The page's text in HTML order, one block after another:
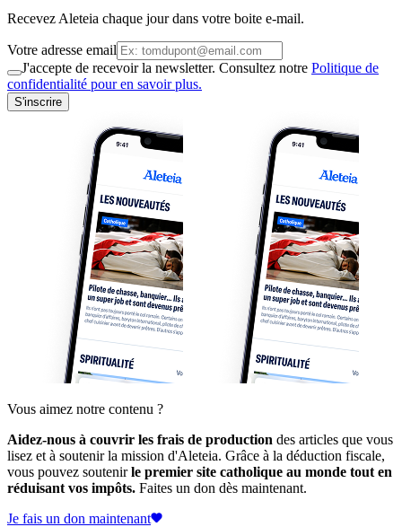
Recevez Aleteia chaque jour dans votre boite e-mail.
Votre adresse email
J'accepte de recevoir la newsletter. Consultez notre Politique de
confidentialité pour en savoir plus.
S'inscrire
Vous aimez notre contenu ?
Aidez-nous à couvrir les frais de production des articles que vous
lisez et à soutenir la mission d'Aleteia. Grâce à la déduction fiscale,
vous pouvez soutenirle premier site catholique au monde tout en
réduisant vos impôts. Faites un don dès maintenant.
Je fais un don maintenant